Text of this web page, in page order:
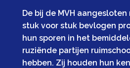
De bij de MVH
stuk voor stuk bevlogen
hun sporen in het
ruziënde partijen
hebben. Zij houden hun